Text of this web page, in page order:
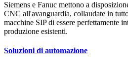
Siemens e Fanuc mettono a
CNC all'avanguardia, collaudate in
macchine SIP di essere perfettamente
produzione esistenti.
Soluzioni di automazione